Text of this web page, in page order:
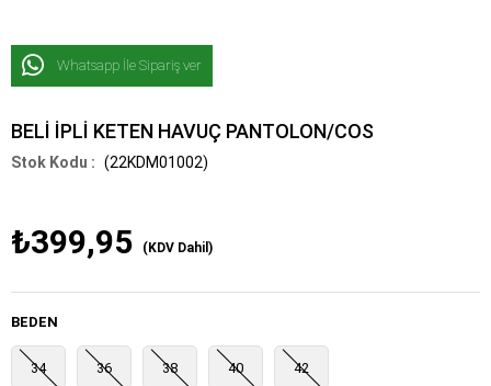
Whatsapp İle Sipariş ver
BELİ İPLİ KETEN HAVUÇ PANTOLON/COS
(22KDM01002)
₺399,95 (KDV Dahil)
BEDEN
34 36 38 40 42